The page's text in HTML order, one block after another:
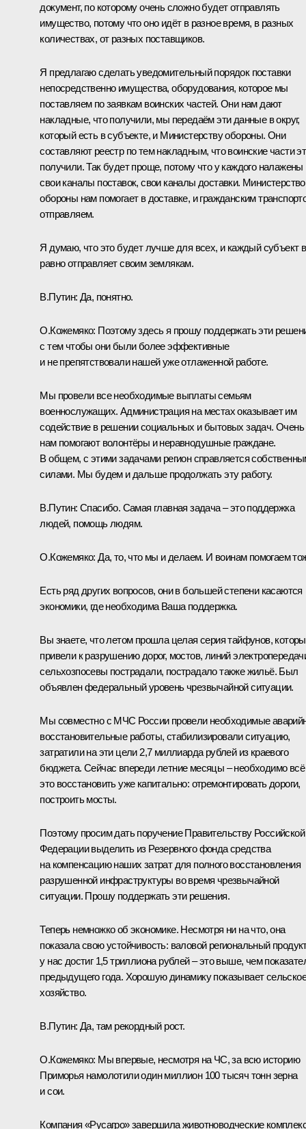
документ, по которому очень сложно будет отправлять
имущество, потому что оно идёт в разное время, в разных
количествах, от разных поставщиков.
Я предлагаю сделать уведомительный порядок поставки
непосредственно имущества, оборудования, которое мы
поставляем по заявкам воинских частей. Они нам дают
накладные, что получили, мы передаём эти данные в округ,
который есть в субъекте, и Министерству обороны. Они
составляют реестр по тем накладным, что воинские части
получили. Так будет проще, потому что у каждого налажены
свои каналы поставок, свои каналы доставки. Министерство
обороны нам помогает в доставке, и гражданским
отправляем.
Я думаю, что это будет лучше для всех, и каждый субъект
равно отправляет своим землякам.
В.Путин: Да, понятно.
О.Кожемяко: Поэтому здесь я прошу поддержать эти
с тем чтобы они были более эффективные
и не препятствовали нашей уже отлаженной работе.
Мы провели все необходимые выплаты семьям
военнослужащих. Администрация на местах оказывает им
содействие в решении социальных и бытовых задач. Очень
нам помогают волонтёры и неравнодушные граждане.
В общем, с этими задачами регион справляется
силами. Мы будем и дальше продолжать эту работу.
В.Путин: Спасибо. Самая главная задача – это поддержка
людей, помощь людям.
О.Кожемяко: Да, то, что мы и делаем. И воинам помогаем
Есть ряд других вопросов, они в большей степени касаются
экономики, где необходима Ваша поддержка.
Вы знаете, что летом прошла целая серия тайфунов,
привели к разрушению дорог, мостов, линий
сельхозпосевы пострадали, пострадало также жильё. Был
объявлен федеральный уровень чрезвычайной ситуации.
Мы совместно с МЧС России провели необходимые
восстановительные работы, стабилизировали ситуацию,
затратили на эти цели 2,7 миллиарда рублей из краевого
бюджета. Сейчас впереди летние месяцы – необходимо всё
это восстановить уже капитально: отремонтировать дороги,
построить мосты.
Поэтому просим дать поручение Правительству Российской
Федерации выделить из Резервного фонда средства
на компенсацию наших затрат для полного восстановления
разрушенной инфраструктуры во время чрезвычайной
ситуации. Прошу поддержать эти решения.
Теперь немножко об экономике. Несмотря ни на что, она
показала свою устойчивость: валовой региональный
у нас достиг 1,5 триллиона рублей – это выше, чем
предыдущего года. Хорошую динамику показывает сельское
хозяйство.
В.Путин: Да, там рекордный рост.
О.Кожемяко: Мы впервые, несмотря на ЧС, за всю историю
Приморья намолотили один миллион 100 тысяч тонн зерна
и сои.
Компания «Русагро» завершила животноводческие